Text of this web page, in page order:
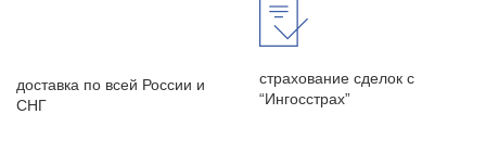
доставка по всей России и
СНГ
страхование сделок с
“Ингосстрах”